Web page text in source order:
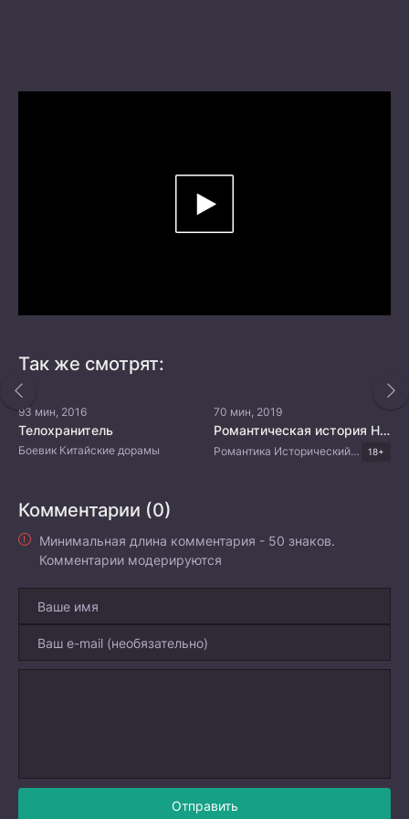
Так же смотрят:
93 мин, 2016
Телохранитель
Боевик Китайские дорамы
70 мин, 2019
Романтическая история Нок-ту
Романтика Исторический Боевик Комедия Корейские дорамы 18+
Комментарии (0)
Минимальная длина комментария - 50 знаков.
Комментарии модерируются
Отправить